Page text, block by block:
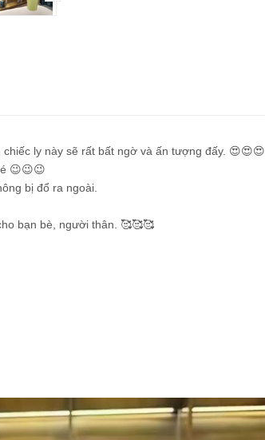
ly này sẽ rất bất ngờ và ấn tượng đấy. 😍😍😍
😉😉😉
bị đổ ra ngoài.
bạn bè, người thân. 🥰🥰🥰